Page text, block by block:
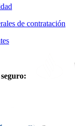
de contratación